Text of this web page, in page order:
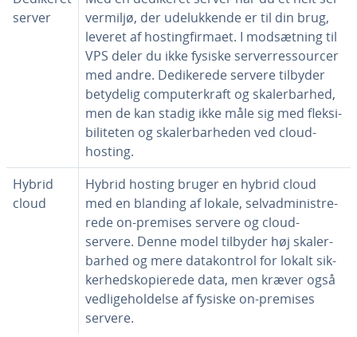
server
ver­mil­jø, der ude­luk­ken­de er til din brug,
leveret af hosting­fir­ma­et. I mod­sæt­ning til
VPS deler du ikke fysiske ser­verre­s­sour­cer
med andre. De­di­ke­re­de servere tilbyder
betydelig com­pu­ter­kraft og ska­ler­bar­hed,
men de kan stadig ikke måle sig med flek­si­
bi­li­te­ten og ska­ler­bar­he­den ved cloud-
hosting.
Hybrid
cloud
Hybrid hosting bruger en hybrid cloud
med en blanding af lokale, selva­d­mi­ni­stre­
re­de on-premises servere og cloud-
servere. Denne model tilbyder høj ska­ler­
bar­hed og mere da­ta­kon­trol for lokalt sik­
ker­heds­ko­pi­e­re­de data, men kræver også
ved­li­ge­hol­del­se af fysiske on-premises
servere.